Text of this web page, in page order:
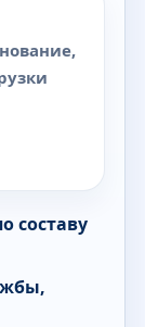
составу